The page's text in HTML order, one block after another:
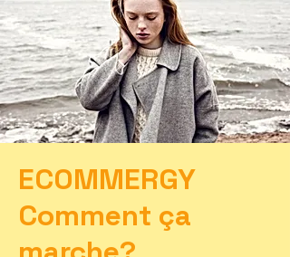
ECOMMERGY
Comment ça